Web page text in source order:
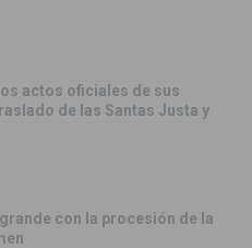
actos oficiales de sus
de las Santas Justa y
con la procesión de la